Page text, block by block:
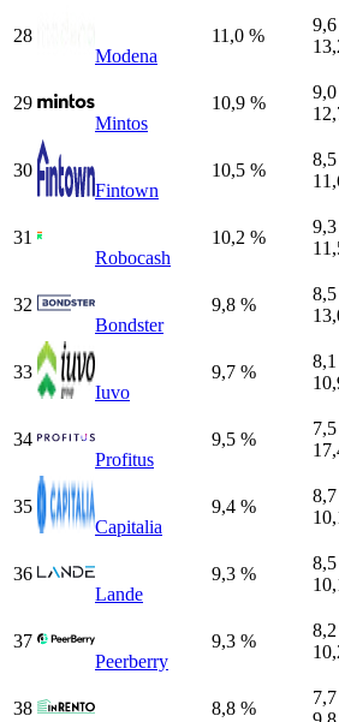
28
Modena
11,0 %
29
Mintos
10,9 %
30
Fintown
10,5 %
31
Robocash
10,2 %
32
Bondster
9,8 %
33
Iuvo
9,7 %
34
Profitus
9,5 %
35
Capitalia
9,4 %
36
Lande
9,3 %
37
Peerberry
9,3 %
38
8,8 %